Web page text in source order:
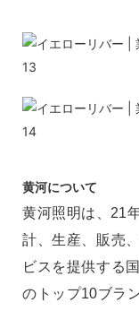
黄河について
黄河照明は、21
計、生産、販売
ビスを提供する
のトップ10ブラ